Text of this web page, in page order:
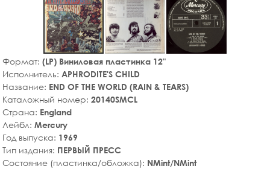
Формат: (LP) Виниловая пластинка 12"
Исполнитель: APHRODITE'S CHILD
Название: END OF THE WORLD (RAIN & TEARS)
Каталожный номер: 20140SMCL
Страна: England
Лейбл: Mercury
Год выпуска: 1969
Тип издания: ПЕРВЫЙ ПРЕСС
Состояние (пластинка/обложка): NMint/NMint